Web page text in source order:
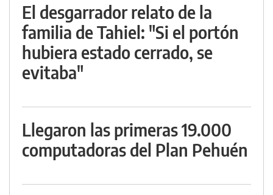
El desgarrador relato de la
familia de Tahiel: "Si el portón
hubiera estado cerrado, se
evitaba"
Llegaron las primeras 19.000
computadoras del Plan Pehuén